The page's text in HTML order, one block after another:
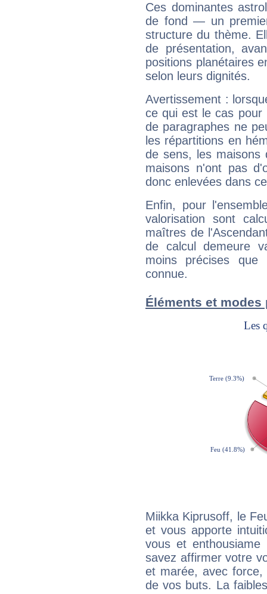
Ces dominantes
de fond — un
structure du thème.
de présentation,
positions planétaires
selon leurs dignités.
Avertissement :
ce qui est le cas pour
de paragraphes ne
les répartitions en
de sens, les maisons
maisons n'ont pas
donc enlevées dans
Enfin, pour
valorisation sont
maîtres de
de calcul demeure
moins précises que
connue.
Éléments et
Miikka Kiprusoff, le
et vous apporte
vous et
savez affirmer votre
et marée, avec
de vos buts. La